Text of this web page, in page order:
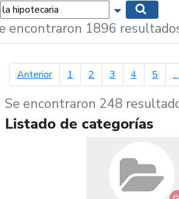
Mostrar
encontraron 1896
Anteriorpágina anterior
1 2 3 4 5 ...
Se encontraron 248
Listado de categorías